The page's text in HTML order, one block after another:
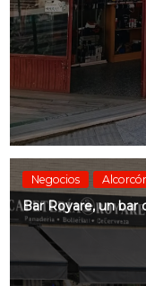
Negocios
Bar Royare, un bar